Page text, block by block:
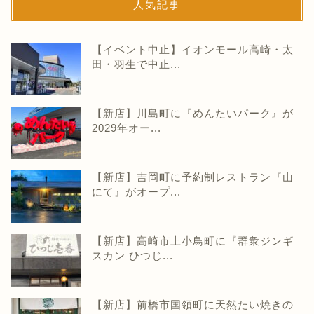
人気記事
【イベント中止】イオンモール高崎・太
田・羽生で中止...
【新店】川島町に『めんたいパーク』が
2029年オー...
【新店】吉岡町に予約制レストラン『山
にて』がオープ...
【新店】高崎市上小鳥町に『群衆ジンギ
スカン ひつじ...
【新店】前橋市国領町に天然たい焼きの